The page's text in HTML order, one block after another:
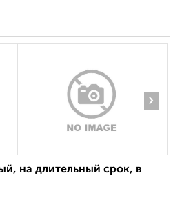
›
на длительный срок, в